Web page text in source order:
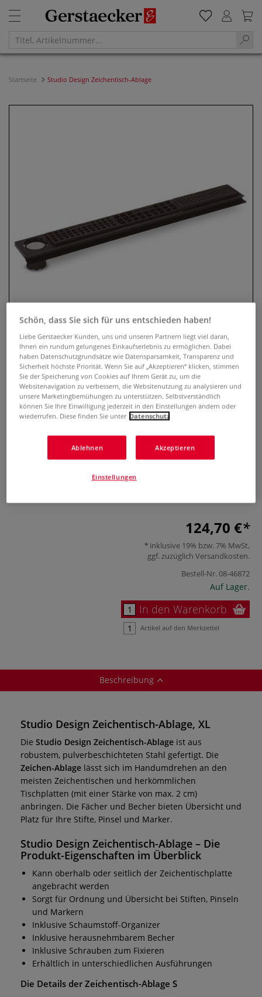
Startseite Studio Design Zeichentisch-Ablage
Studio Design Zeichentisch-
Ablage
0 Bewertungen
Die Studio Design Zeichentisch-Ablage sorgt für Ordnung
eingebautem Becher Schaumstoff-Organizer. Erhältlich in
124,70 €
inklusive 19% bzw. 7% MwSt,
ggf. zuzüglich Versandkosten.
Bestell-Nr.08-46872
Auf Lager.
In den Warenkorb
Artikel auf den Merkzettel
Beschreibung
Studio Design Zeichentisch-Ablage, XL
Die Studio Design Zeichentisch-Ablage ist aus
robustem, pulverbeschichteten Stahl gefertigt. Die
Zeichen-Ablage lässt sich im Handumdrehen an den
meisten Zeichentischen und herkömmlichen
Tischplatten (mit einer Stärke von max. 2 cm)
anbringen. Die Fächer und Becher bieten Übersicht und
Platz für Ihre Stifte, Pinsel und Marker.
Studio Design Zeichentisch-Ablage – Die
Produkt-Eigenschaften im Überblick
Kann oberhalb oder seitlich der Zeichentischplatte
angebracht werden
Sorgt für Ordnung und Übersicht bei Stiften, Pinseln
und Markern
Inklusive Schaumstoff-Organizer
Inklusive herausnehmbarem Becher
Inklusive Schrauben zum Fixieren
Erhältlich in unterschiedlichen Ausführungen
Die Details der Zeichentisch-Ablage S
Schön, dass Sie sich für uns entschieden haben!
Liebe Gerstaecker Kunden, uns und unseren Partnern liegt viel daran,
Ihnen ein rundum gelungenes Einkaufserlebnis zu ermöglichen. Dabei
haben Datenschutzgrundsätze wie Datensparsamkeit, Transparenz und
Sicherheit höchste Priorität. Wenn Sie auf „Akzeptieren“ klicken, stimmen
Sie der Speicherung von Cookies auf Ihrem Gerät zu, um die
Websitenavigation zu verbessern, die Websitenutzung zu analysieren und
unsere Marketingbemühungen zu unterstützen. Selbstverständlich
können Sie Ihre Einwilligung jederzeit in den Einstellungen ändern oder
wiederrufen. Diese finden Sie unter Datenschutz
Ablehnen Akzeptieren
Einstellungen